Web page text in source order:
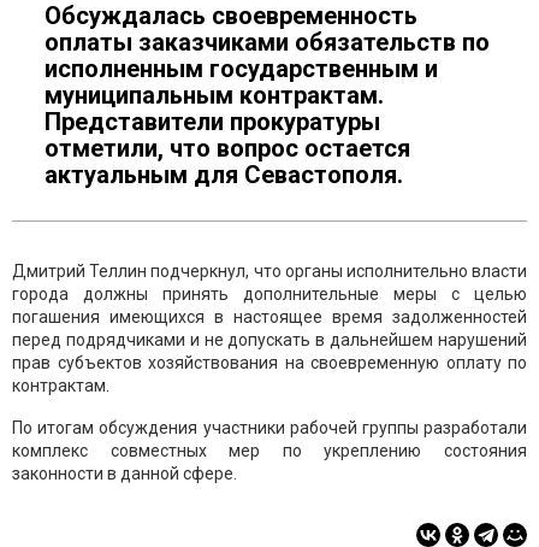
Обсуждалась своевременность
оплаты заказчиками обязательств по
исполненным государственным и
муниципальным контрактам.
Представители прокуратуры
отметили, что вопрос остается
актуальным для Севастополя.
Дмитрий Теллин подчеркнул, что органы исполнительно власти
города должны принять дополнительные меры с целью
погашения имеющихся в настоящее время задолженностей
перед подрядчиками и не допускать в дальнейшем нарушений
прав субъектов хозяйствования на своевременную оплату по
контрактам.
По итогам обсуждения участники рабочей группы разработали
комплекс совместных мер по укреплению состояния
законности в данной сфере.